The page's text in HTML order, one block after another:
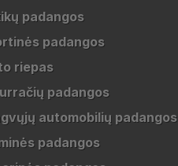
padangos
padangos
riepas
padangos
automobilių padangos
padangos